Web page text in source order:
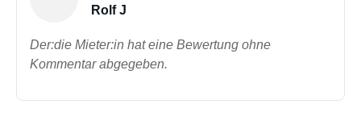
Rolf J
Der:die Mieter:in hat eine Bewertung ohne
Kommentar abgegeben.